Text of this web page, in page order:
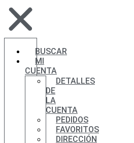
BUSCAR
MI
CUENTA
DETALLES
DE
LA
CUENTA
PEDIDOS
FAVORITOS
DIRECCIÓN